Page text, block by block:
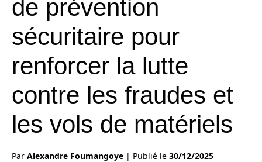
de prévention
sécuritaire pour
renforcer la lutte
contre les fraudes et
les vols de matériels
Par Alexandre Foumangoye | Publié le 30/12/2025